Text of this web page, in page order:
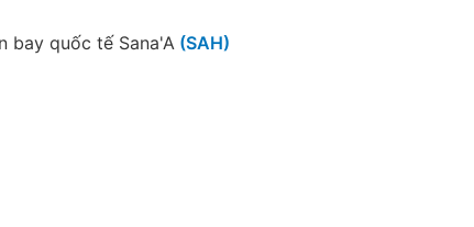
bay quốc tế Sana'A (SAH)